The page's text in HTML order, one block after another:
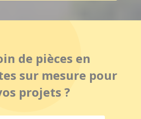
de pièces en
sur mesure pour
projets ?